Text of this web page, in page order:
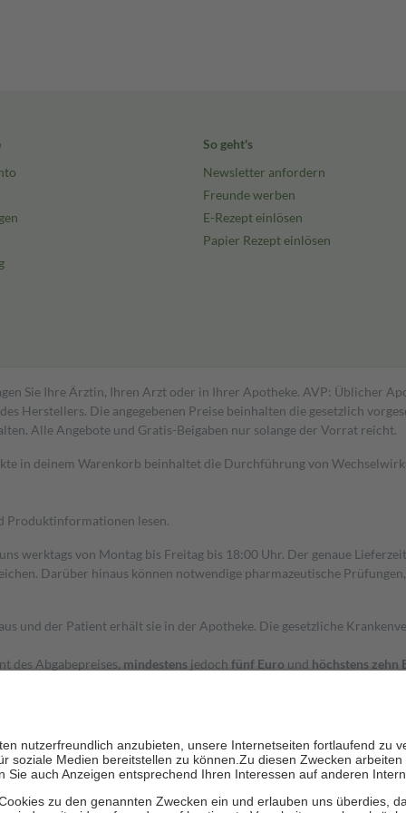
So geht's
Newsletter anfordern
Freunde werben
E-Rezept einlösen
Papier Rezept einlösen
Sie Ihre Ärztin, Ihren Arzt oder in Ihrer Apotheke. AVP: Üblicher
Die angegebenen Preise beinhalten die gesetzlich
Alle Angebote und Gratis-Beigaben nur solange der Vorrat reicht.
in deinem Warenkorb beinhaltet die Durchführung von
Produktinformationen lesen.
werktags von Montag bis Freitag bis 18:00 Uhr. Der genaue
Darüber hinaus können notwendige pharmazeutische
und der Patient erhält sie in der Apotheke. Die gesetzliche
des Abgabepreises, mindestens jedoch fünf Euro und höchstens zehn
und die besondere Stellung der Familie zu unterstützen, fallen
der Fahrkosten
werden